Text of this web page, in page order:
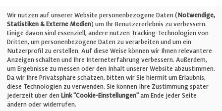
Telefon: +49 (0)711 2585563-0
E-Mail:info@bauelemente-bau.eu
Unternehmen
Impressum
Wir nutzen auf unserer Website personenbezogene Daten (Notwendige,
Statistiken & Externe Medien) um Ihr Benutzererlebnis zu verbessern.
Einige davon sind essenziell, andere nutzen Tracking-Technologien von
Dritten, um personenbezogene Daten zu verarbeiten und um ein
Nutzerprofil zu erstellen. Auf diese Weise können wir Ihnen relevantere
Anzeigen schalten und Ihre Interneterfahrung verbessern. Außerdem,
um Ergebnisse zu messen oder den Inhalt unserer Website abzustimmen.
Da wir Ihre Privatsphäre schätzen, bitten wir Sie hiermit um Erlaubnis,
diese Technologien zu verwenden. Sie können Ihre Zustimmung später
jederzeit über den Link "Cookie-Einstellungen" am Ende jeder Seite
ändern oder widerrufen.